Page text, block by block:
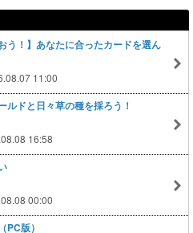
う！】あなたに合ったカードを選ん
11:00
ルドと日々草の種を採ろう！
16:58
00:00
PC版）